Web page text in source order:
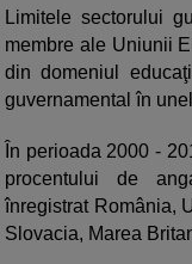
Limitele sectorului
membre ale Uniunii
din domeniul
guvernamental în
În perioada 2000 -
procentului de
înregistrat România,
Slovacia, Marea